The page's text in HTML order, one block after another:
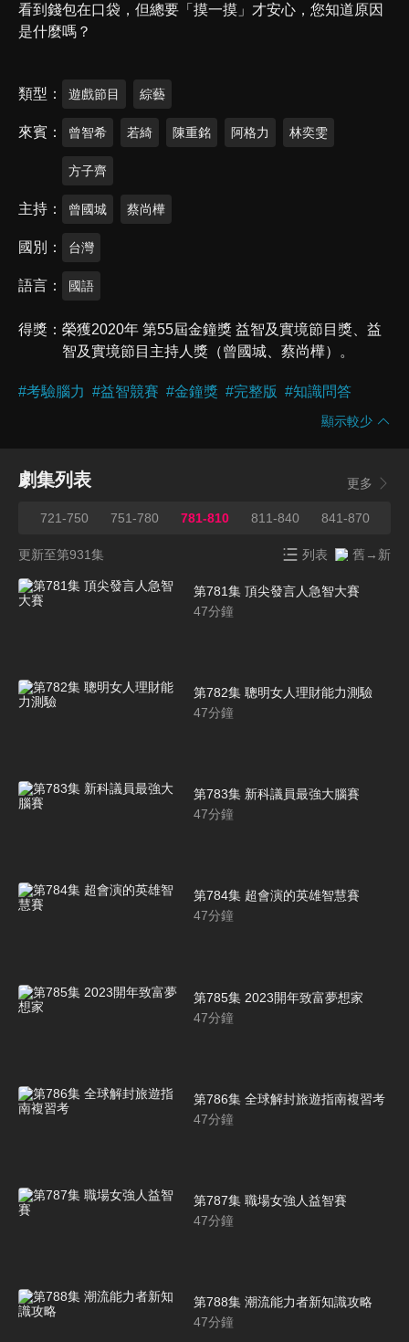
看到錢包在口袋，但總要「摸一摸」才安心，您知道原因
是什麼嗎？
類型 遊戲節目 綜藝
來賓 曾智希 若綺 陳重銘 阿格力 林奕雯
方子齊
主持 曾國城 蔡尚樺
國別 台灣
語言 國語
得獎
榮獲2020年 第55屆金鐘獎 益智及實境節目獎、益
智及實境節目主持人獎（曾國城、蔡尚樺）。
#考驗腦力 #益智競賽 #金鐘獎 #完整版 #知識問答
顯示較少
劇集列表 更多
721-750 751-780 781-810 811-840 841-870
更新至第931集 列表 舊→新
第781集 頂尖發言人急智大賽
47分鐘
第782集 聰明女人理財能力測驗
47分鐘
第783集 新科議員最強大腦賽
47分鐘
第784集 超會演的英雄智慧賽
47分鐘
第785集 2023開年致富夢想家
47分鐘
第786集 全球解封旅遊指南複習考
47分鐘
第787集 職場女強人益智賽
47分鐘
第788集 潮流能力者新知識攻略
47分鐘